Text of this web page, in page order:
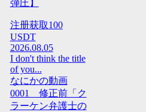
弾圧】
注册获取100
USDT
2026.08.05
I don't think the title
of you...
なにかの動画
0001 修正前「ク
ラーケン弁護士の